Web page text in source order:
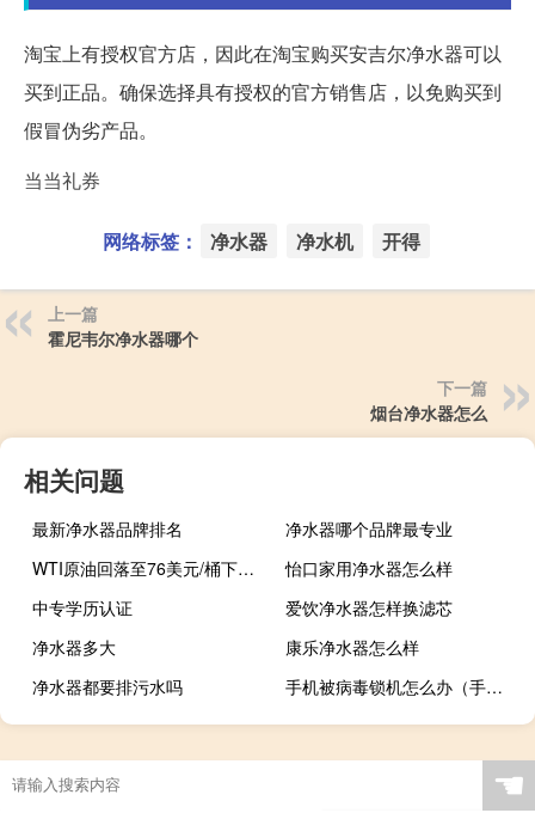
淘宝上有授权官方店，因此在淘宝购买安吉尔净水器可以
买到正品。确保选择具有授权的官方销售店，以免购买到
假冒伪劣产品。
当当礼券
网络标签： 净水器 净水机 开得
上一篇
霍尼韦尔净水器哪个
下一篇
烟台净水器怎么
相关问题
最新净水器品牌排名
净水器哪个品牌最专业
WTI原油回落至76美元/桶下方为7月21日来首次日内跌1.37%
怡口家用净水器怎么样
中专学历认证
爱饮净水器怎样换滤芯
净水器多大
康乐净水器怎么样
净水器都要排污水吗
手机被病毒锁机怎么办（手机中病毒了开不了机怎么办）
☚